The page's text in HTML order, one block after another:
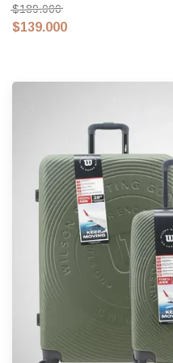
$189.000
$139.000